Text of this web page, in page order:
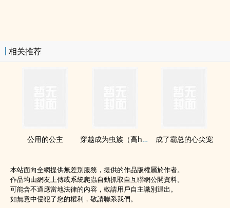
相关推荐
公用的公主 穿越成为虫族（‎­高​‎h‎‌‌产卵pennai） 成了霸总的心尖宠
本站面向全網提供無差別服務，提供的作品版權屬於作者。
作品均由網友上傳或系統爬蟲自動抓取自互聯網公開資料。
可能含不適應當地法律的內容，敬請用戶自主識別退出。
如無意中侵犯了您的權利，敬請聯系我們。